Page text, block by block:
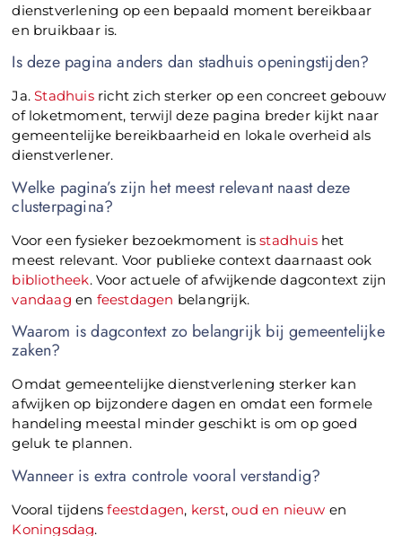
dienstverlening op een bepaald moment bereikbaar
en bruikbaar is.
Is deze pagina anders dan stadhuis openingstijden?
Ja.Stadhuisricht zich sterker op een concreet gebouw
of loketmoment, terwijl deze pagina breder kijkt naar
gemeentelijke bereikbaarheid en lokale overheid als
dienstverlener.
Welke pagina’s zijn het meest relevant naast deze
clusterpagina?
Voor een fysieker bezoekmoment isstadhuishet
meest relevant. Voor publieke context daarnaast ook
bibliotheek. Voor actuele of afwijkende dagcontext zijn
vandaag en feestdagen belangrijk.
Waarom is dagcontext zo belangrijk bij gemeentelijke
zaken?
Omdat gemeentelijke dienstverlening sterker kan
afwijken op bijzondere dagen en omdat een formele
handeling meestal minder geschikt is om op goed
geluk te plannen.
Wanneer is extra controle vooral verstandig?
Vooral tijdensfeestdagen, kerst,oud en nieuw en
Koningsdag.